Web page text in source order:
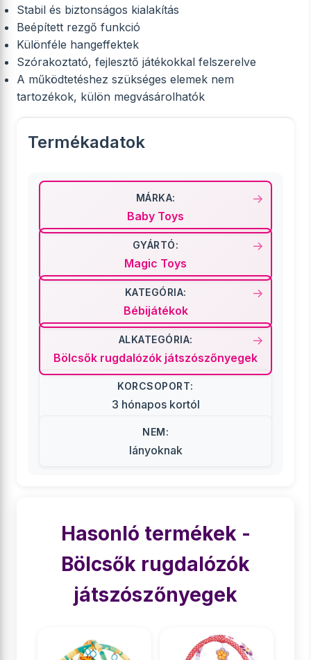
Stabil és biztonságos kialakítás
Beépített rezgő funkció
Különféle hangeffektek
Szórakoztató, fejlesztő játékokkal felszerelve
A működtetéshez szükséges elemek nem
tartozékok, külön megvásárolhatók
Termékadatok
MÁRKA:
Baby Toys
GYÁRTÓ:
Magic Toys
KATEGÓRIA:
Bébijátékok
ALKATEGÓRIA:
Bölcsők rugdalózók játszószőnyegek
KORCSOPORT:
3 hónapos kortól
NEM:
lányoknak
Hasonló termékek -
Bölcsők rugdalózók
játszószőnyegek